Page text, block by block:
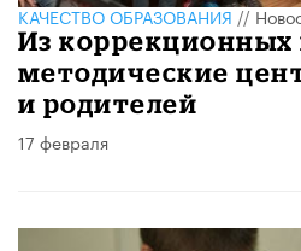
КАЧЕСТВО ОБРАЗОВАНИЯ//
Из
методические
и родителей
17 февраля